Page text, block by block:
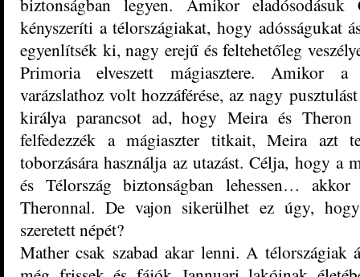
kényszeríti a télországiakat, hogy adósságukat
egyenlítsék ki, nagy erejű és feltehetőleg
Primoria elveszett mágiasztere. Amikor
varázslathoz volt hozzáférése, az nagy
királya parancsot ad, hogy Meira és
felfedezzék a mágiaszter titkait, Meira azt
toborzására használja az utazást. Célja, hogy a
és Télország biztonságban lehessen…
Theronnal. De vajon sikerülhet ez úgy, hogy
szeretett népét?
Mather csak szabad akar lenni. A télországiak